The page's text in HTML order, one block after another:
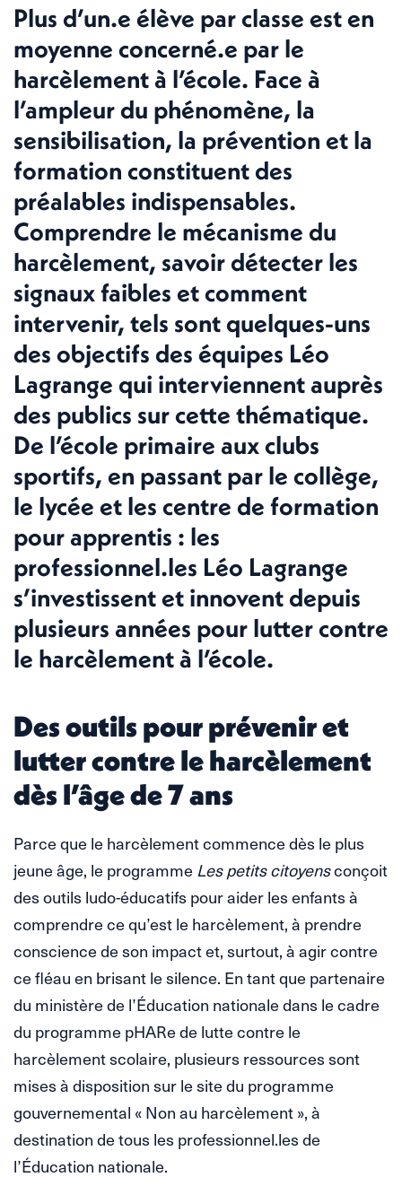
Plus d’un.e élève par classe est en
moyenne concerné.e par le
harcèlement à l’école. Face à
l’ampleur du phénomène, la
sensibilisation, la prévention et la
formation constituent des
préalables indispensables.
Comprendre le mécanisme du
harcèlement, savoir détecter les
signaux faibles et comment
intervenir, tels sont quelques-uns
des objectifs des équipes Léo
Lagrange qui interviennent auprès
des publics sur cette thématique.
De l’école primaire aux clubs
sportifs, en passant par le collège,
le lycée et les centre de formation
pour apprentis : les
professionnel.les Léo Lagrange
s’investissent et innovent depuis
plusieurs années pour lutter contre
le harcèlement à l’école.
Des outils pour prévenir et
lutter contre le harcèlement
dès l’âge de 7 ans
Parce que le harcèlement commence dès le plus
jeune âge, le programmeLes petits citoyensconçoit
des outils ludo-éducatifs pour aider les enfants à
comprendre ce qu’est le harcèlement, à prendre
conscience de son impact et, surtout, à agir contre
ce fléau en brisant le silence. En tant que partenaire
du ministère de l’Éducation nationale dans le cadre
du programme pHARe de lutte contre le
harcèlement scolaire, plusieurs ressources sont
mises à disposition sur le site du programme
gouvernemental « Non au harcèlement », à
destination de tous les professionnel.les de
l’Éducation nationale.